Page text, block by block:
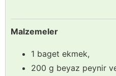
Malzemeler
1 baget ekmek,
200 g beyaz peynir